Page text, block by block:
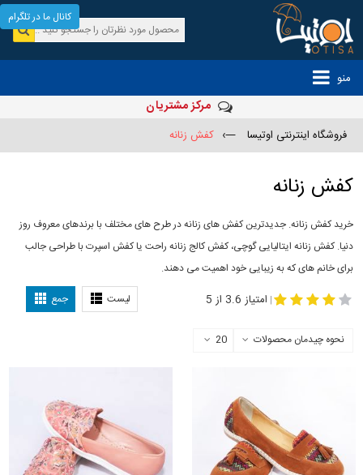
منو
مرکز مشتریان
فروشگاه اینترنتی اوتیسا —› کفش زنانه
کفش زنانه
خرید کفش زنانه. جدیدترین کفش های زنانه در طرح های مختلف با برندهای معروف روز
دنیا. کفش زنانه ایتالیایی گوچی، کفش کالج زنانه راحت یا کفش اسپرت با طراحی جالب
برای خانم های که به زیبایی خود اهمیت می دهند.
لیست جمع | امتیاز 3.6 از 5
نحوه چیدمان محصولات 20
کانال ما در تلگرام